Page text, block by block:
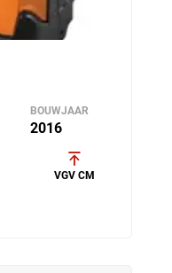
BOUWJAAR
2016
VGV CM